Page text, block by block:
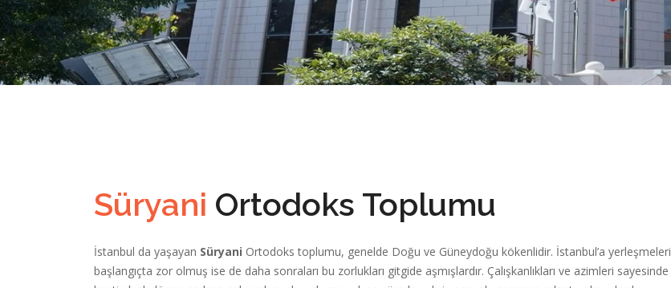
Süryani Ortodoks Toplumu
İstanbul da yaşayan Süryani Ortodoks toplumu, genelde Doğu ve Güneydoğu kökenlidir. İstanbul’a yerleşmeleri
başlangıçta zor olmuş ise de daha sonraları bu zorlukları gitgide aşmışlardır. Çalışkanlıkları ve azimleri sayesinde